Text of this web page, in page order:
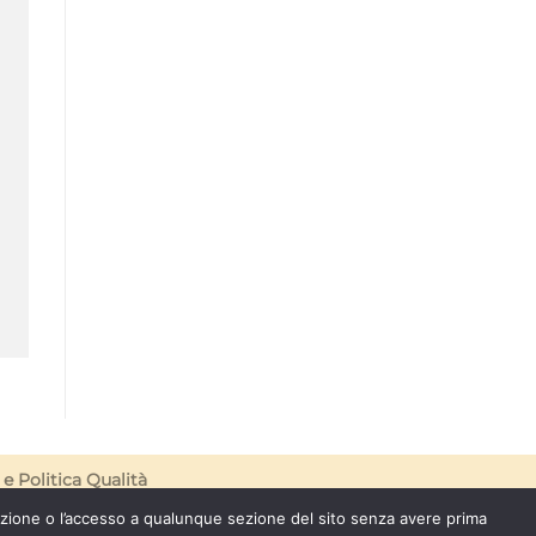
Politica Qualità
o l’accesso a qualunque sezione del sito senza avere prima